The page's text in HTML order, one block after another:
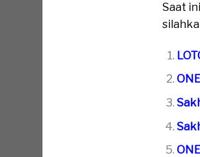
Saat ini